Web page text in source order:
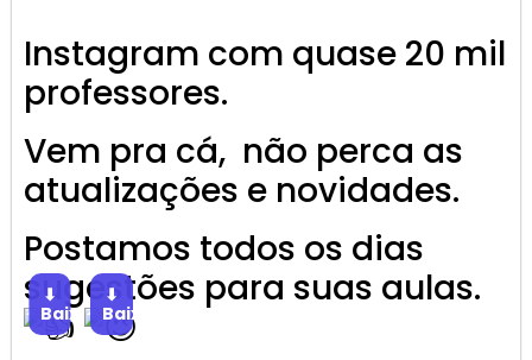
Instagram com quase 20 mil
professores.
Vem pra cá, não perca as
atualizações e novidades.
Postamos todos os dias
sugestões para suas aulas.
⬇
Baixar
⬇
Baixar